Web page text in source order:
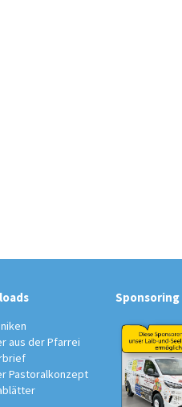
aus der Pfarrei
Pastoralkonzept
Sponsoring